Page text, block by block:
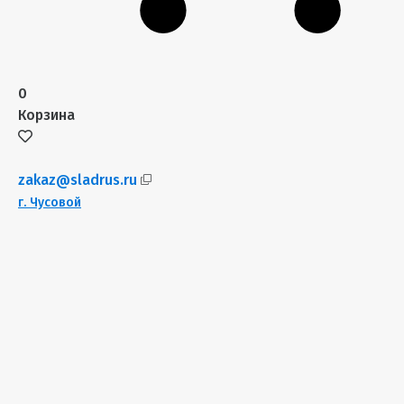
0
Корзина
zakaz@sladrus.ru
г. Чусовой